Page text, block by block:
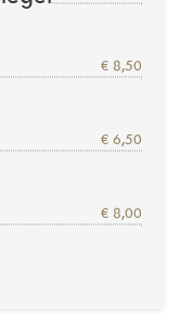
€ 8,50
€ 6,50
€ 8,00